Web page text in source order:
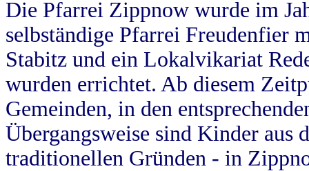
Die Pfarrei Zippnow wurde im
selbständige Pfarrei Freudenfier
Stabitz und ein Lokalvikariat
wurden errichtet. Ab diesem
Gemeinden, in den
Übergangsweise sind Kinder aus
traditionellen Gründen - in